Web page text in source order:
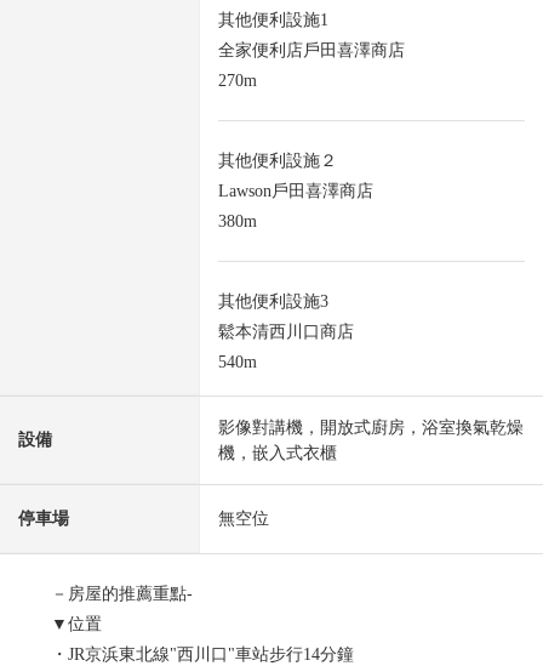
其他便利設施1
全家便利店戶田喜澤商店
270m
其他便利設施２
Lawson戶田喜澤商店
380m
其他便利設施3
鬆本清西川口商店
540m
設備
影像對講機，開放式廚房，浴室換氣乾燥
機，嵌入式衣櫃
停車場 無空位
－房屋的推薦重點-
▼位置
・JR京浜東北線"西川口"車站步行14分鐘